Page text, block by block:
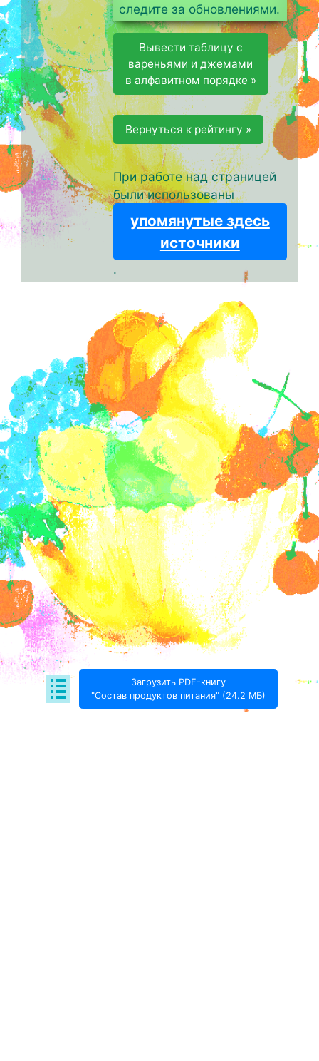
следите за обновлениями.
Вывести таблицу с
вареньями и джемами
в алфавитном порядке »
Вернуться к рейтингу »
При работе над страницей
были использованы
упомянутые здесь
источники
.
Загрузить PDF-книгу
"Состав продуктов питания" (24.2 МБ)